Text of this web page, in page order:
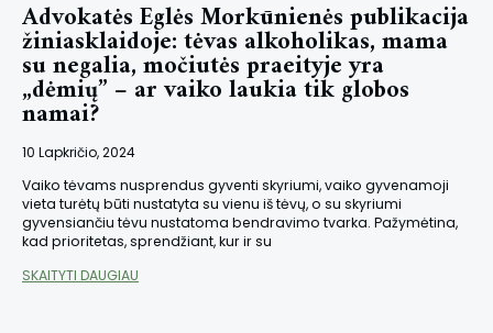
Advokatės Eglės Morkūnienės publikacija
žiniasklaidoje: tėvas alkoholikas, mama
su negalia, močiutės praeityje yra
„dėmių” – ar vaiko laukia tik globos
namai?
10 Lapkričio, 2024
Vaiko tėvams nusprendus gyventi skyriumi, vaiko gyvenamoji
vieta turėtų būti nustatyta su vienu iš tėvų, o su skyriumi
gyvensiančiu tėvu nustatoma bendravimo tvarka. Pažymėtina,
kad prioritetas, sprendžiant, kur ir su
SKAITYTI DAUGIAU